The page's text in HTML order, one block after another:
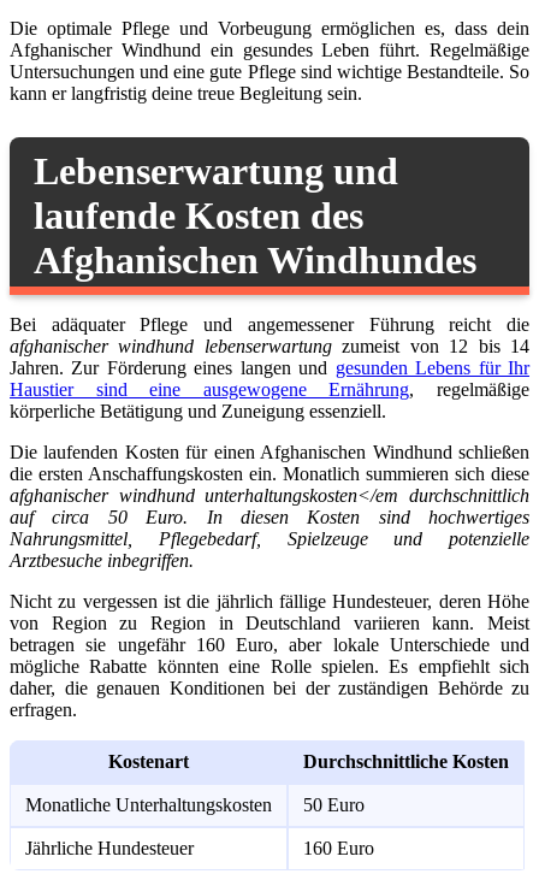
Die optimale Pflege und Vorbeugung ermöglichen es, dass dein
Afghanischer Windhund ein gesundes Leben führt. Regelmäßige
Untersuchungen und eine gute Pflege sind wichtige Bestandteile. So
kann er langfristig deine treue Begleitung sein.
Lebenserwartung und
laufende Kosten des
Afghanischen Windhundes
Bei adäquater Pflege und angemessener Führung reicht die
afghanischer windhund lebenserwartungzumeist von 12 bis 14
Jahren. Zur Förderung eines langen und gesunden Lebens für Ihr
Haustier sind eine ausgewogene Ernährung, regelmäßige
körperliche Betätigung und Zuneigung essenziell.
Die laufenden Kosten für einen Afghanischen Windhund schließen
die ersten Anschaffungskosten ein. Monatlich summieren sich diese
afghanischer windhund unterhaltungskosten</em durchschnittlich
auf circa 50 Euro. In diesen Kosten sind hochwertiges
Nahrungsmittel, Pflegebedarf, Spielzeuge und potenzielle
Arztbesuche inbegriffen.
Nicht zu vergessen ist die jährlich fällige Hundesteuer, deren Höhe
von Region zu Region in Deutschland variieren kann. Meist
betragen sie ungefähr 160 Euro, aber lokale Unterschiede und
mögliche Rabatte könnten eine Rolle spielen. Es empfiehlt sich
daher, die genauen Konditionen bei der zuständigen Behörde zu
erfragen.
Kostenart Durchschnittliche Kosten
Monatliche Unterhaltungskosten 50 Euro
Jährliche Hundesteuer 160 Euro